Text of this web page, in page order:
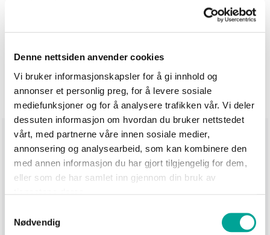
Denne nettsiden anvender cookies
Vi bruker informasjonskapsler for å gi innhold og
annonser et personlig preg, for å levere sosiale
mediefunksjoner og for å analysere trafikken vår. Vi deler
dessuten informasjon om hvordan du bruker nettstedet
vårt, med partnerne våre innen sosiale medier,
annonsering og analysearbeid, som kan kombinere den
med annen informasjon du har gjort tilgjengelig for dem,
eller som de har samlet inn gjennom din bruk av
Nødvendig
Legg i handlekurv
Produktinformasjon
Vesten gir deg optimal varme og ventilasjon; bruk den
over ullundertøy eller superundertøy for å dra nytte
Designet med en krage for ekstra beskyttelse mot